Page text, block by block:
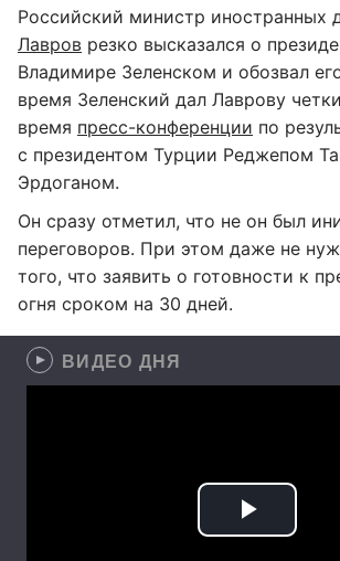
Российский министр иностранных
Лавров резко высказался о
Владимире Зеленском и обозвал
время Зеленский дал Лаврову
время пресс-конференции по
с президентом Турции Реджепом
Эрдоганом.
Он сразу отметил, что не он был
переговоров. При этом даже не
того, что заявить о готовности к
огня сроком на 30 дней.
ВИДЕО ДНЯ